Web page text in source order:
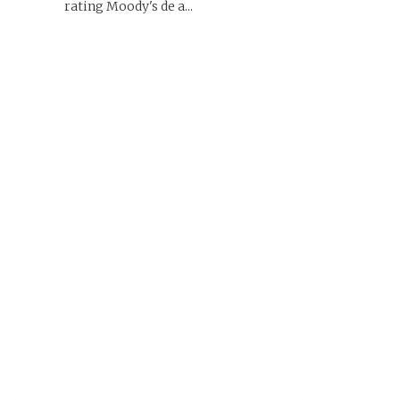
rating Moody's de a...